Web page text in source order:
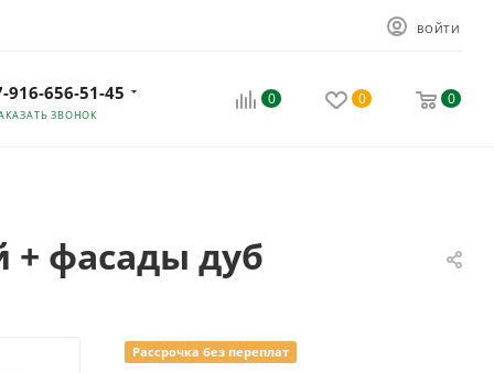
ВОЙТИ
916-656-51-45
ЗВОНОК
0 0 0
+ фасады дуб
Рассрочка без переплат